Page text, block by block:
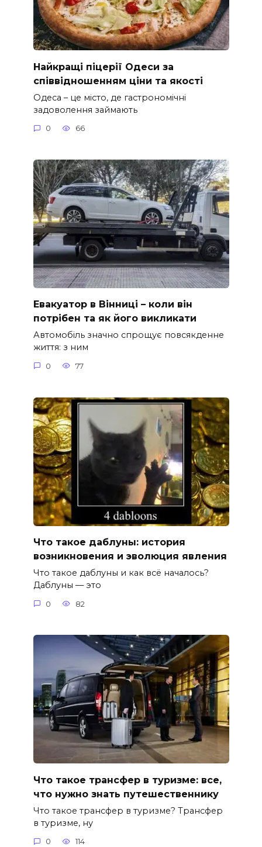
Найкращі піцерії Одеси за
співвідношенням ціни та якості
Одеса – це місто, де гастрономічні
задоволення займають
0 66
Евакуатор в Вінниці – коли він
потрібен та як його викликати
Автомобіль значно спрощує повсякденне
життя: з ним
0 77
Что такое даблуны: история
возникновения и эволюция явления
Что такое даблуны и как всё началось?
Даблуны — это
0 82
Что такое трансфер в туризме: все,
что нужно знать путешественнику
Что такое трансфер в туризме? Трансфер
в туризме, ну
0 114